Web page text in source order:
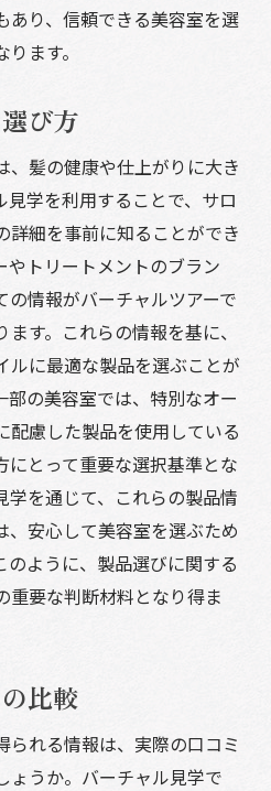
あり、信頼できる美容室を選
ます。
び方
、髪の健康や仕上がりに大き
見学を利用することで、サロ
詳細を事前に知ることができ
やトリートメントのブラン
の情報がバーチャルツアーで
す。これらの情報を基に、
ルに最適な製品を選ぶことが
部の美容室では、特別なオー
配慮した製品を使用している
にとって重要な選択基準とな
学を通じて、これらの製品情
安心して美容室を選ぶため
のように、製品選びに関する
重要な判断材料となり得ま
比較
られる情報は、実際の口コミ
ょうか。バーチャル見学で